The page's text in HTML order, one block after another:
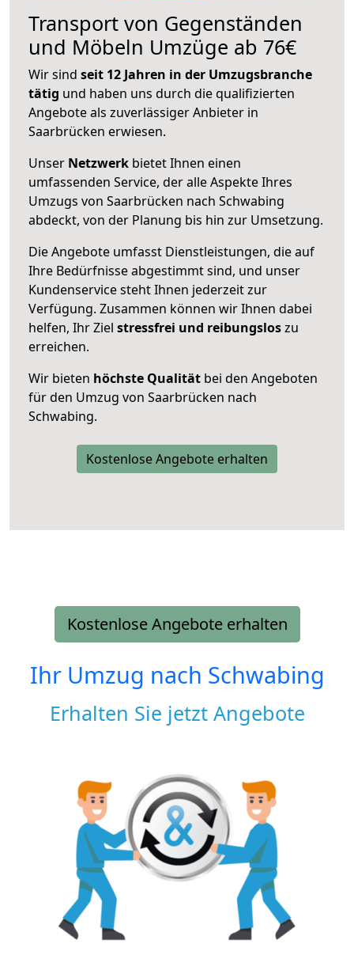
Transport von Gegenständen
und Möbeln Umzüge ab 76€
Wir sind seit 12 Jahren in der Umzugsbranche
tätig und haben uns durch die qualifizierten
Angebote als zuverlässiger Anbieter in
Saarbrücken erwiesen.
Unser Netzwerk bietet Ihnen einen
umfassenden Service, der alle Aspekte Ihres
Umzugs von Saarbrücken nach Schwabing
abdeckt, von der Planung bis hin zur Umsetzung.
Die Angebote umfasst Dienstleistungen, die auf
Ihre Bedürfnisse abgestimmt sind, und unser
Kundenservice steht Ihnen jederzeit zur
Verfügung. Zusammen können wir Ihnen dabei
helfen, Ihr Ziel stressfrei und reibungsloszu
erreichen.
Wir bieten höchste Qualität bei den Angeboten
für den Umzug von Saarbrücken nach
Schwabing.
Kostenlose Angebote erhalten
Kostenlose Angebote erhalten
Ihr Umzug nach Schwabing
Erhalten Sie jetzt Angebote